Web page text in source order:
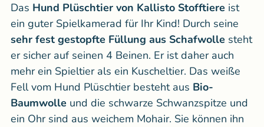
Das Hund Plüschtier von Kallisto Stofftiere ist
ein guter Spielkamerad für Ihr Kind! Durch seine
sehr fest gestopfte Füllung aus Schafwolle steht
er sicher auf seinen 4 Beinen. Er ist daher auch
mehr ein Spieltier als ein Kuscheltier. Das weiße
Fell vom Hund Plüschtier besteht aus Bio-
Baumwolle und die schwarze Schwanzspitze und
ein Ohr sind aus weichem Mohair. Sie können ihn